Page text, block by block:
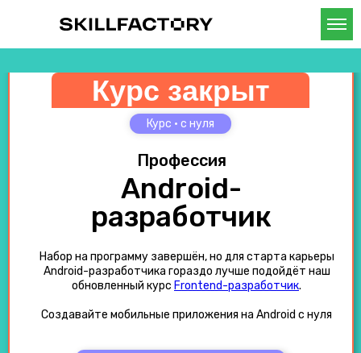
Профессия
Набор на программу завершён, но для старта карьеры
Android-разработчика гораздо лучше подойдёт наш
обновленный курс Frontend-разработчик.
Создавайте мобильные приложения на Android с нуля
Android-
разработчик
Курс • с нуля
Курс закрыт